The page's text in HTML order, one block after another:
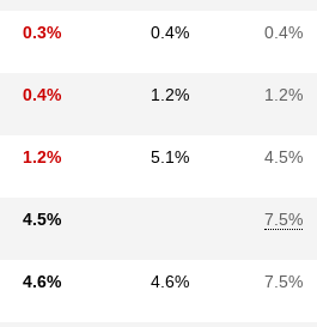
0.3% 0.4% 0.4%
0.4% 1.2% 1.2%
1.2% 5.1% 4.5%
4.5% 7.5%
4.6% 4.6% 7.5%